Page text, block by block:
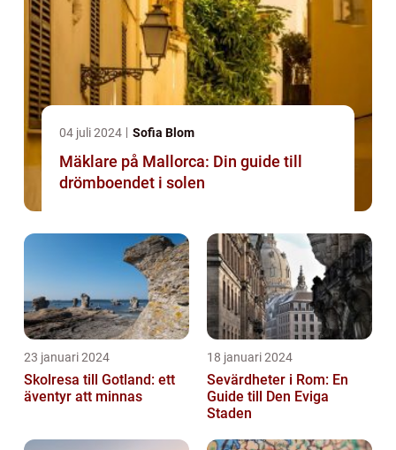
04 juli 2024 Sofia Blom
Mäklare på Mallorca: Din guide till
drömboendet i solen
23 januari 2024
Skolresa till Gotland: ett
äventyr att minnas
18 januari 2024
Sevärdheter i Rom: En
Guide till Den Eviga
Staden